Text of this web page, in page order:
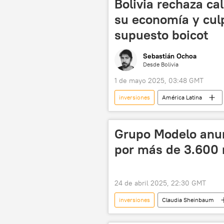
Bolivia rechaza
su economía y
supuesto boicot
Sebastián Ochoa
Desde Bolivia
1 de mayo 2025, 03:48 GMT
inversiones América Latina
Fondo Monetario Internacional (FMI)
Grupo Modelo
por más de 3.600
24 de abril 2025, 22:30 GMT
inversiones Claudia Sheinbaum
🏛️ Compañías